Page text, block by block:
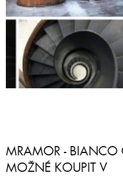
MRAMOR - BIANCO
MOŽNÉ KOUPIT V